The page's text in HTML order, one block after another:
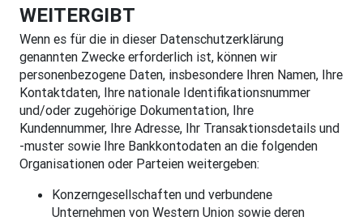
WEITERGIBT
Wenn es für die in dieser Datenschutzerklärung
genannten Zwecke erforderlich ist, können wir
personenbezogene Daten, insbesondere Ihren Namen, Ihre
Kontaktdaten, Ihre nationale Identifikationsnummer
und/oder zugehörige Dokumentation, Ihre
Kundennummer, Ihre Adresse, Ihr Transaktionsdetails und
-muster sowie Ihre Bankkontodaten an die folgenden
Organisationen oder Parteien weitergeben:
Konzerngesellschaften und verbundene
Unternehmen von Western Union sowie deren